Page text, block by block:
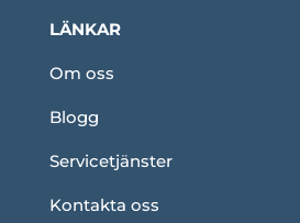
LÄNKAR
Om oss
Blogg
Servicetjänster
Kontakta oss